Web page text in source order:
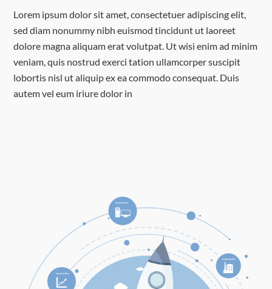
Lorem ipsum dolor sit amet, consectetuer adipiscing elit,
sed diam nonummy nibh euismod tincidunt ut laoreet
dolore magna aliquam erat volutpat. Ut wisi enim ad minim
veniam, quis nostrud exerci tation ullamcorper suscipit
lobortis nisl ut aliquip ex ea commodo consequat. Duis
autem vel eum iriure dolor in